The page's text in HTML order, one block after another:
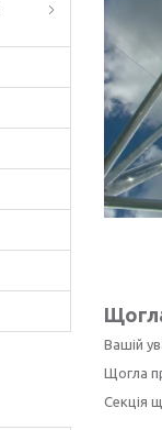
Вашій
Щогла
Секція